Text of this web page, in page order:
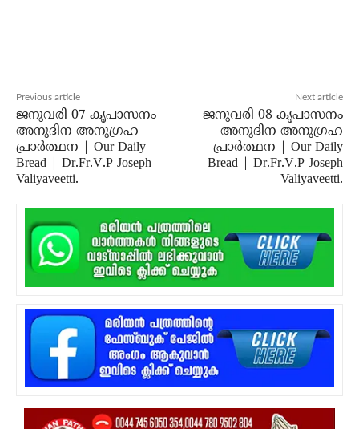
Previous article
ജനുവരി 07 കൃപാസനം
അനുദിന അനുഗ്രഹ
പ്രാർത്ഥന | Our Daily
Bread | Dr.Fr.V.P Joseph
Valiyaveetti.
Next article
ജനുവരി 08 കൃപാസനം
അനുദിന അനുഗ്രഹ
പ്രാർത്ഥന | Our Daily
Bread | Dr.Fr.V.P Joseph
Valiyaveetti.